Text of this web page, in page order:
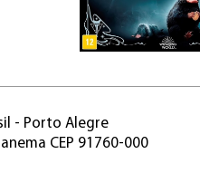
- Porto Alegre
CEP 91760-000